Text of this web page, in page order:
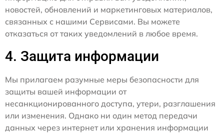
новостей, обновлений и маркетинговых материалов,
связанных с нашими Сервисами. Вы можете
отказаться от таких уведомлений в любое время.
4. Защита информации
Мы прилагаем разумные меры безопасности для
защиты вашей информации от
несанкционированного доступа, утери, разглашения
или изменения. Однако ни один метод передачи
данных через интернет или хранения информации